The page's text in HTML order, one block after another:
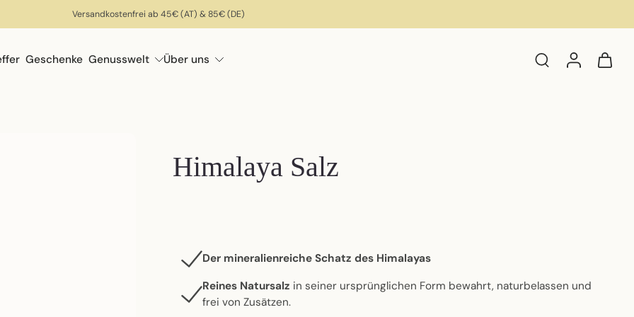
Versandkostenfrei ab 45€ (AT) & 85€ (DE)
Geschenke Genusswelt Über uns
Himalaya Salz
Der mineralienreiche Schatz des Himalayas
Reines Natursalz in seiner ursprünglichen Form bewahrt, naturbelassen und
frei von Zusätzen.